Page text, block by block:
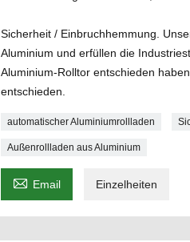
Sicherheit / Einbruchhemmung.
Aluminium und erfüllen die
Aluminium-Rolltor entschieden
entschieden.
automatischer Aluminiumrollladen
Außenrollladen aus Aluminium
 Email Einzelheiten